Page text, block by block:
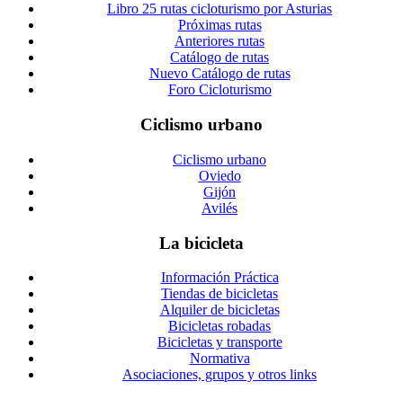
Libro 25 rutas cicloturismo por Asturias
Próximas rutas
Anteriores rutas
Catálogo de rutas
Nuevo Catálogo de rutas
Foro Cicloturismo
Ciclismo urbano
Ciclismo urbano
Oviedo
Gijón
Avilés
La bicicleta
Información Práctica
Tiendas de bicicletas
Alquiler de bicicletas
Bicicletas robadas
Bicicletas y transporte
Normativa
Asociaciones, grupos y otros links